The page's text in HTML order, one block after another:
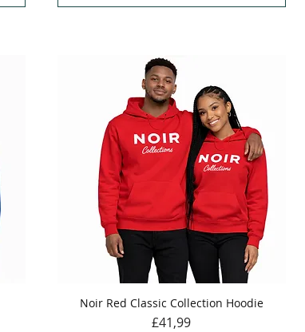
Hızlı Bakış
Noir Red Classic Collection Hoodie
Fiyat
£41,99